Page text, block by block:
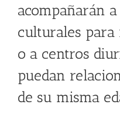
acompañarán
culturales para
o a centros
puedan
de su misma